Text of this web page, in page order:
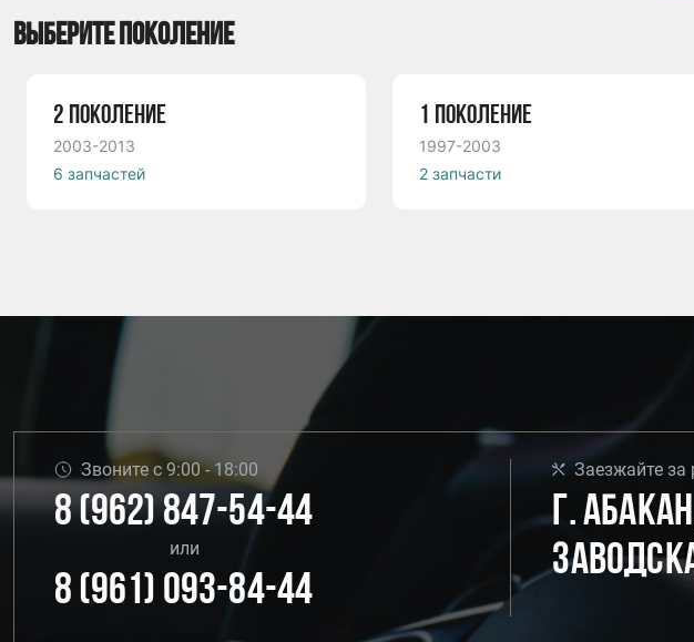
ВЫБЕРИТЕ ПОКОЛЕНИЕ
2 ПОКОЛЕНИЕ
2003-2013
6 запчастей
1 ПОКОЛЕНИЕ
1997-2003
2 запчасти
Звоните с 9:00 - 18:00
8 (962) 847-54-44
или
8 (961) 093-84-44
Заезжайте
г.